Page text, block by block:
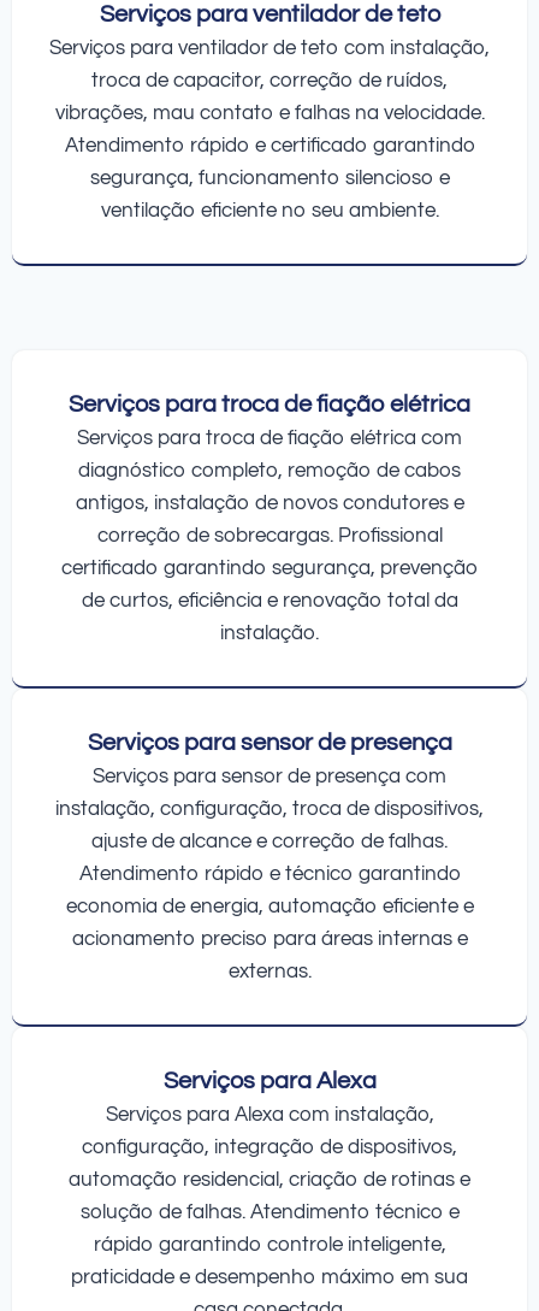
Serviços para ventilador de teto
Serviços para ventilador de teto com instalação,
troca de capacitor, correção de ruídos,
vibrações, mau contato e falhas na velocidade.
Atendimento rápido e certificado garantindo
segurança, funcionamento silencioso e
ventilação eficiente no seu ambiente.
Serviços para troca de fiação elétrica
Serviços para troca de fiação elétrica com
diagnóstico completo, remoção de cabos
antigos, instalação de novos condutores e
correção de sobrecargas. Profissional
certificado garantindo segurança, prevenção
de curtos, eficiência e renovação total da
instalação.
Serviços para sensor de presença
Serviços para sensor de presença com
instalação, configuração, troca de dispositivos,
ajuste de alcance e correção de falhas.
Atendimento rápido e técnico garantindo
economia de energia, automação eficiente e
acionamento preciso para áreas internas e
externas.
Serviços para Alexa
Serviços para Alexa com instalação,
configuração, integração de dispositivos,
automação residencial, criação de rotinas e
solução de falhas. Atendimento técnico e
rápido garantindo controle inteligente,
praticidade e desempenho máximo em sua